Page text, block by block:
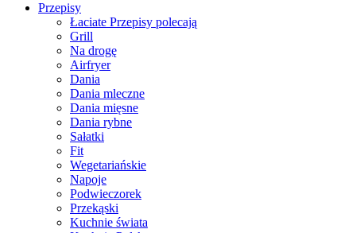
Przepisy
Łaciate Przepisy polecają
Grill
Na drogę
Airfryer
Dania
Dania mleczne
Dania mięsne
Dania rybne
Sałatki
Fit
Wegetariańskie
Napoje
Podwieczorek
Przekąski
Kuchnie świata